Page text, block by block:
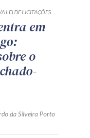
LEI DE LICITAÇÕES
em
o
da Silveira Porto